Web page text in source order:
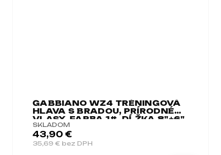
GABBIANO WZ4 TRÉNINGOVÁ
HLAVA S BRADOU, PRÍRODNÉ
VLASY, FARBA 1#, DĹŽKA 8"+6"
SKLADOM
35,69 € bez DPH
43,90 €